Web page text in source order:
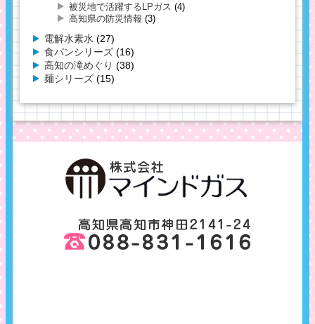
被災地で活躍するLPガス (4)
高知県の防災情報 (3)
電解水素水 (27)
食パンシリーズ (16)
高知の滝めぐり (38)
麺シリーズ (15)